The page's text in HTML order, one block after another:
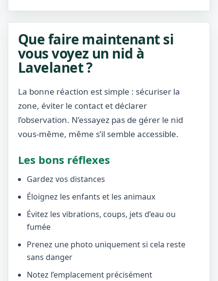
Que faire maintenant si
vous voyez un nid à
Lavelanet ?
La bonne réaction est simple : sécuriser la
zone, éviter le contact et déclarer
l’observation. N’essayez pas de gérer le nid
vous-même, même s’il semble accessible.
Les bons réflexes
Gardez vos distances
Éloignez les enfants et les animaux
Évitez les vibrations, coups, jets d’eau ou
fumée
Prenez une photo uniquement si cela reste
sans danger
Notez l’emplacement précisément